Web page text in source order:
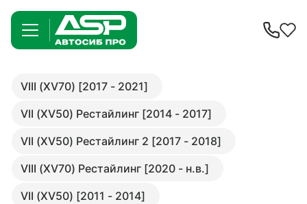
VIII (XV70) [2017 - 2021]
VII (XV50) Рестайлинг [2014 - 2017]
VII (XV50) Рестайлинг 2 [2017 - 2018]
VIII (XV70) Рестайлинг [2020 - н.в.]
VII (XV50) [2011 - 2014]